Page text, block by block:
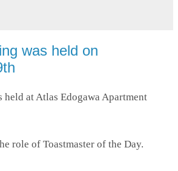
was held on
held at Atlas Edogawa Apartment
role of Toastmaster of the Day.